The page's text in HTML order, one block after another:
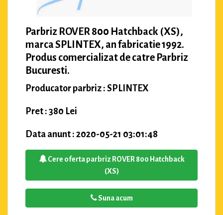
Parbriz ROVER 800 Hatchback (XS),
marca SPLINTEX, an fabricatie 1992.
Produs comercializat de catre Parbriz
Bucuresti.
Producator parbriz : SPLINTEX
Pret : 380 Lei
Data anunt : 2020-05-21 03:01:48
Cere oferta parbriz ROVER 800 Hatchback
(XS)
Suna acum